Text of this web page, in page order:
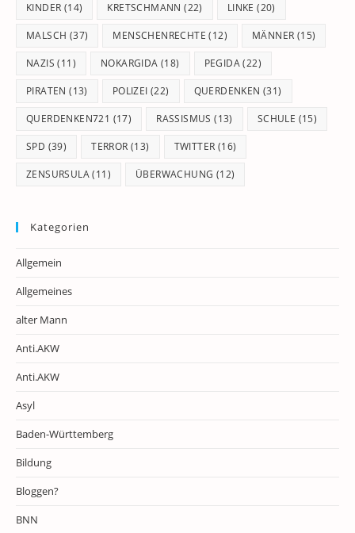
KINDER (14) KRETSCHMANN (22) LINKE (20)
MALSCH (37) MENSCHENRECHTE (12) MÄNNER (15)
NAZIS (11) NOKARGIDA (18) PEGIDA(22)
PIRATEN (13) POLIZEI (22) QUERDENKEN (31)
QUERDENKEN721 (17) RASSISMUS (13) SCHULE (15)
SPD (39) TERROR (13) TWITTER (16)
ZENSURSULA(11) ÜBERWACHUNG (12)
Kategorien
Allgemein
Allgemeines
alter Mann
Anti.AKW
Anti.AKW
Asyl
Baden-Württemberg
Bildung
Bloggen?
BNN